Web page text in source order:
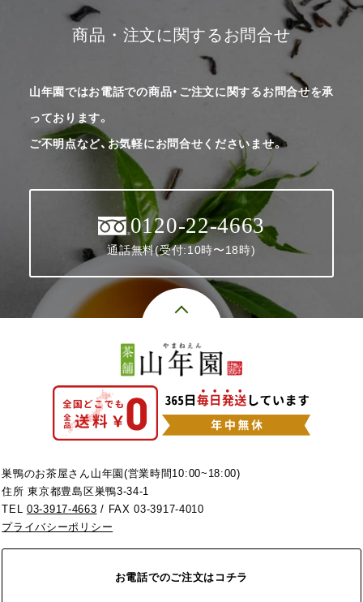
商品・注文に関するお問合せ
山年園ではお電話での商品・ご注文に関するお問合せを承
っております。
ご不明点など、お気軽にお問合せくださいませ。
0120-22-4663
通話無料(受付:10時〜18時)
巣鴨のお茶屋さん山年園(営業時間10:00~18:00)
住所 東京都豊島区巣鴨3-34-1
TEL03-3917-4663 / FAX 03-3917-4010
プライバシーポリシー
お電話でのご注文はコチラ